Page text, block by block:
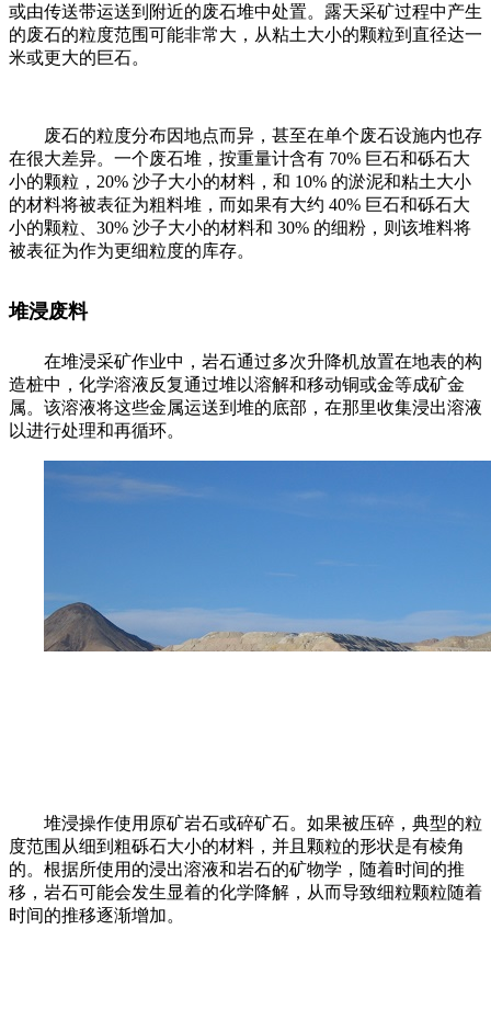
或由传送带运送到附近的废石堆中处置。露天采矿过程中产生
的废石的粒度范围可能非常大，从粘土大小的颗粒到直径达一
米或更大的巨石。
废石的粒度分布因地点而异，甚至在单个废石设施内也存
在很大差异。一个废石堆，按重量计含有 70% 巨石和砾石大
小的颗粒，20% 沙子大小的材料，和 10% 的淤泥和粘土大小
的材料将被表征为粗料堆，而如果有大约 40% 巨石和砾石大
小的颗粒、30% 沙子大小的材料和 30% 的细粉，则该堆料将
被表征为作为更细粒度的库存。
堆浸废料
在堆浸采矿作业中，岩石通过多次升降机放置在地表的构
造桩中，化学溶液反复通过堆以溶解和移动铜或金等成矿金
属。该溶液将这些金属运送到堆的底部，在那里收集浸出溶液
以进行处理和再循环。
堆浸操作使用原矿岩石或碎矿石。如果被压碎，典型的粒
度范围从细到粗砾石大小的材料，并且颗粒的形状是有棱角
的。根据所使用的浸出溶液和岩石的矿物学，随着时间的推
移，岩石可能会发生显着的化学降解，从而导致细粒颗粒随着
时间的推移逐渐增加。